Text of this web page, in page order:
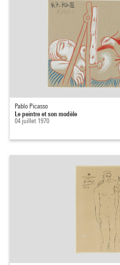
Pablo Picasso
Le peintre et son modèle
04 juillet 1970